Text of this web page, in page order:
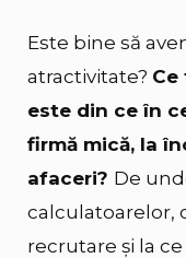
Este bine să
atractivitate? Ce
este din ce în
firmă mică, la
afaceri? De
calculatoarelor,
recrutare și la